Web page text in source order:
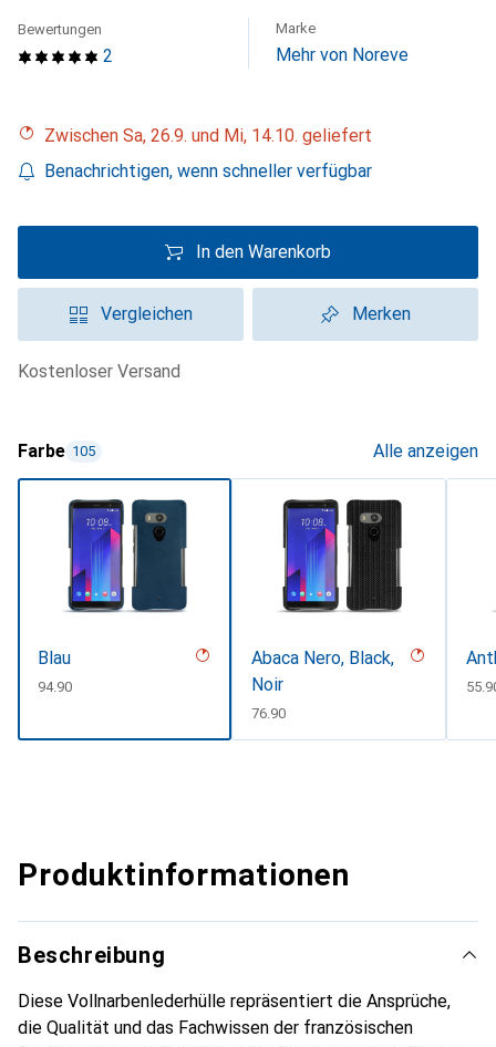
2
Bewertungen Marke
Mehr von Noreve
Zwischen Sa, 26.9. und Mi, 14.10. geliefert
Benachrichtigen, wenn schneller verfügbar
In den Warenkorb
Vergleichen Merken
kostenloser Versand
Farbe 105 Alle anzeigen
Blau
CHF
94.90
Abaca Nero, Black,
Noir
CHF
76.90
CHF
Produktinformationen
Beschreibung
Diese Vollnarbenlederhülle repräsentiert die Ansprüche,
die Qualität und das Fachwissen der französischen